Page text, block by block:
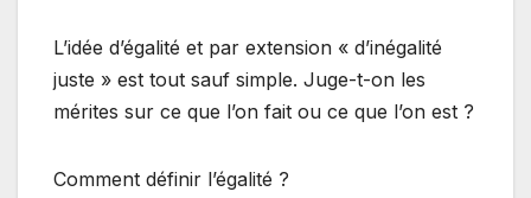
L’idée d’égalité et par extension « d’inégalité
juste » est tout sauf simple. Juge-t-on les
mérites sur ce que l’on fait ou ce que l’on est ?
Comment définir l’égalité ?